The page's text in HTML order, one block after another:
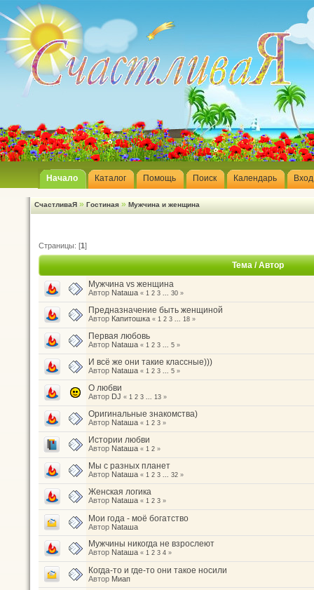
Начало Каталог Помощь Поиск Календарь Вход
СчастливаЯ » Гостиная » Мужчина и женщина
Страницы: [1]
Тема/Автор
Мужчина vs женщина
Автор Nataшa « 1 2 3 ... 30 »
Предназначение быть женщиной
Автор Капитошка « 1 2 3 ... 18 »
Первая любовь
Автор Nataшa « 1 2 3 ... 5 »
И всё же они такие классные)))
Автор Nataшa « 1 2 3 ... 5 »
О любви
Автор DJ « 1 2 3 ... 13 »
Оригинальные знакомства)
Автор Nataшa « 1 2 3 »
Истории любви
Автор Nataшa « 1 2 »
Мы с разных планет
Автор Nataшa « 1 2 3 ... 32 »
Женская логика
Автор Nataшa « 1 2 3 »
Мои года - моё богатство
Автор Nataшa
Мужчины никогда не взрослеют
Автор Nataшa « 1 2 3 4 »
Когда-то и где-то они такое носили
Автор Миап